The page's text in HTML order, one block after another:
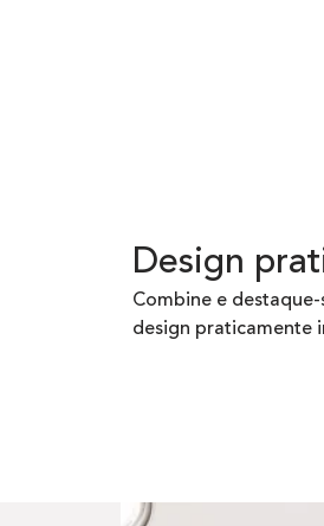
Design
Combine e
design praticamente